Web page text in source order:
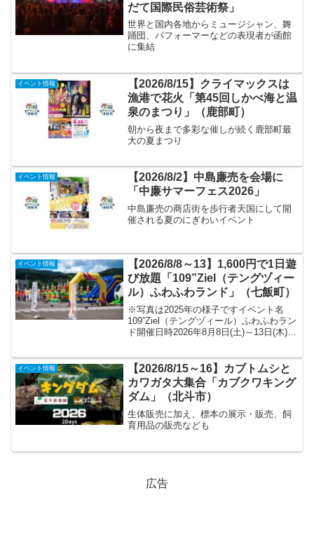
だて国際民俗芸術祭」
世界と国内各地からミュージシャン、舞
踊団、パフォーマーなどの表現者が函館
に集結
イベント情報
【2026/8/15】クライマックスは
漁港で花火「第45回しかべ海と温
泉のまつり」（鹿部町）
朝から夜まで多彩な催しが続く鹿部町最
大の夏まつり
イベント情報
【2026/8/2】中島廉売を会場に
「中廉サマーフェス2026」
中島廉売の商店街を歩行者天国にして開
催される夏のにぎわいイベント
イベント情報
【2026/8/8～13】1,600円で1日遊
び放題「109”Ziel（テングヅィー
ル）ふわふわランド」（七飯町）
※写真は2025年の様子ですイベント名
109”Ziel（テングヅィール）ふわふわラン
ド開催日時2026年8月8日(土)～13日(木)
イベント情報
【2026/8/15～16】カブトムシと
カワガタ大集合「カブクワキング
ダム」（北斗市）
生体販売に加え、標本の展示・販売、飼
育用品の販売なども
広告